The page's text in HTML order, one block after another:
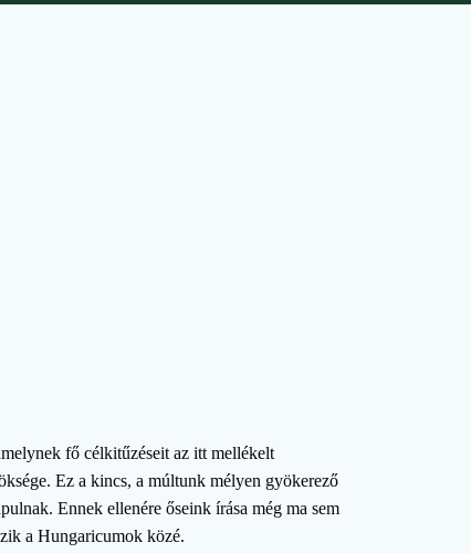
fő célkitűzéseit az itt mellékelt
Ez a kincs, a múltunk mélyen gyökerező
Ennek ellenére őseink írása még ma sem
a Hungaricumok közé.